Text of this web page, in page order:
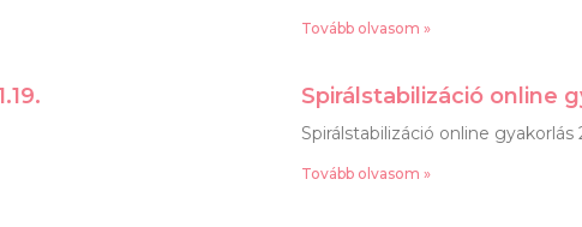
Tovább olvasom »
Spirálstabilizáció online
Spirálstabilizáció online gyakorlás
Tovább olvasom »